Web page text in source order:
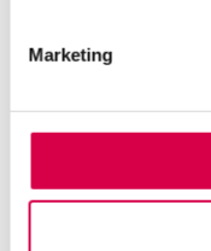
Marketing